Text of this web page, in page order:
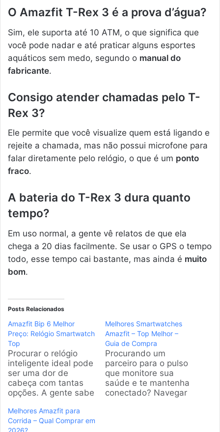
O Amazfit T-Rex 3 é a prova d’água?
Sim, ele suporta até 10 ATM, o que significa que
você pode nadar e até praticar alguns esportes
aquáticos sem medo, segundo o manual do
fabricante.
Consigo atender chamadas pelo T-
Rex 3?
Ele permite que você visualize quem está ligando e
rejeite a chamada, mas não possui microfone para
falar diretamente pelo relógio, o que é um ponto
fraco.
A bateria do T-Rex 3 dura quanto
tempo?
Em uso normal, a gente vê relatos de que ela
chega a 20 dias facilmente. Se usar o GPS o tempo
todo, esse tempo cai bastante, mas ainda é muito
bom.
Posts Relacionados
Amazfit Bip 6 Melhor
Preço: Relógio Smartwatch
Top
Procurar o relógio
inteligente ideal pode
ser uma dor de
cabeça com tantas
opções. A gente sabe
tecnologia sem gastar
uma fortuna. Por isso,
Melhores Smartwatches
Amazfit – Top Melhor –
Guia de Compra
Procurando um
parceiro para o pulso
que monitore sua
saúde e te mantenha
conectado? Navegar
Melhores Amazfit para
Corrida – Qual Comprar em
2026?